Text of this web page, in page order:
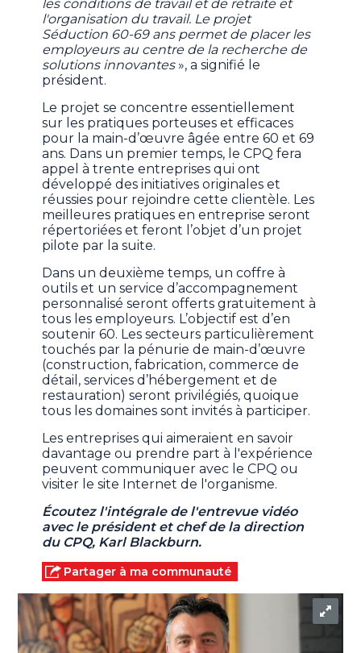
les conditions de travail et de retraite et
l'organisation du travail. Le projet
Séduction 60-69 ans permet de placer les
employeurs au centre de la recherche de
solutions innovantes», a signifié le
président.
Le projet se concentre essentiellement
sur les pratiques porteuses et efficaces
pour la main-d’œuvre âgée entre 60 et 69
ans. Dans un premier temps, le CPQ fera
appel à trente entreprises qui ont
développé des initiatives originales et
réussies pour rejoindre cette clientèle. Les
meilleures pratiques en entreprise seront
répertoriées et feront l’objet d’un projet
pilote par la suite.
Dans un deuxième temps, un coffre à
outils et un service d’accompagnement
personnalisé seront offerts gratuitement à
tous les employeurs. L’objectif est d’en
soutenir 60. Les secteurs particulièrement
touchés par la pénurie de main-d’œuvre
(construction, fabrication, commerce de
détail, services d’hébergement et de
restauration) seront privilégiés, quoique
tous les domaines sont invités à participer.
Les entreprises qui aimeraient en savoir
davantage ou prendre part à l'expérience
peuvent communiquer avec le CPQ ou
visiter le site Internet de l'organisme.
Écoutez l'intégrale de l'entrevue vidéo
avec le président et chef de la direction
du CPQ, Karl Blackburn.
Partager à ma communauté